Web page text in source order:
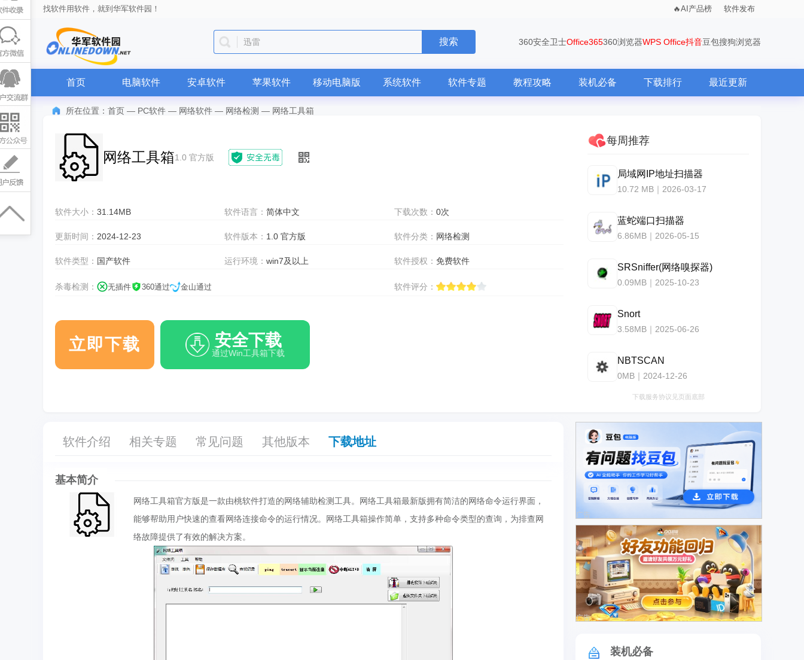
找软件用软件，就到华军软件园！ AI产品榜 软件发布
迅雷 搜索 360安全卫士Office365360浏览器WPS Office抖音豆包搜狗浏览器
首页 电脑软件 安卓软件 苹果软件 移动电脑版 系统软件 软件专题 教程攻略 装机必备 下载排行 最近更新
所在位置： 首页 — PC软件 — 网络软件 — 网络检测 — 网络工具箱
网络工具箱1.0 官方版
软件大小： 31.14MB 软件语言：简体中文 下载次数： 0次
更新时间： 2024-12-23 软件版本： 1.0 官方版 软件分类： 网络检测
软件类型： 国产软件 运行环境：win7及以上 软件授权： 免费软件
杀毒检测： 无插件 360通过 金山通过 软件评分：
立即下载 安全下载
通过Win工具箱下载
每周推荐
局域网IP地址扫描器
10.72 MB｜2026-03-17
蓝蛇端口扫描器
6.86MB｜2026-05-15
SRSniffer(网络嗅探器)
0.09MB｜2025-10-23
Snort
3.58MB｜2025-06-26
NBTSCAN
0MB｜2024-12-26
下载服务协议见页面底部
软件介绍 相关专题 常见问题 其他版本 下载地址
基本简介
网络工具箱官方版是一款由桃软件打造的网络辅助检测工具。网络工具箱最新版拥有简洁的网络命令运行界面，
能够帮助用户快速的查看网络连接命令的运行情况。网络工具箱操作简单，支持多种命令类型的查询，为排查网
络故障提供了有效的解决方案。
广告
广告
装机必备